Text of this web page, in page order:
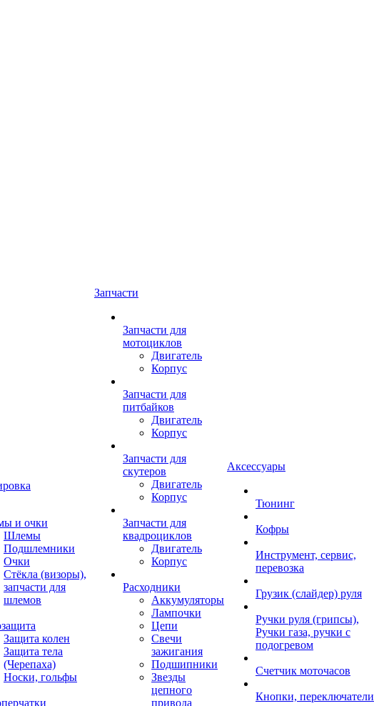
и очки
Шлемы
Подшлемники
Очки
Стёкла (визоры),
запчасти для
шлемов
Защита колен
Защита тела
(Черепаха)
Носки, гольфы
Запчасти
Запчасти для
мотоциклов
Двигатель
Корпус
Запчасти для
питбайков
Двигатель
Корпус
Запчасти для
скутеров
Двигатель
Корпус
Запчасти для
квадроциклов
Двигатель
Корпус
Расходники
Аккумуляторы
Лампочки
Цепи
Свечи
зажигания
Подшипники
Звезды
цепного
привода
Аксессуары
Тюнинг
Кофры
Инструмент, сервис,
перевозка
Грузик (слайдер) руля
Ручки руля (грипсы),
Ручки газа, ручки с
подогревом
Счетчик моточасов
Кнопки, переключатели